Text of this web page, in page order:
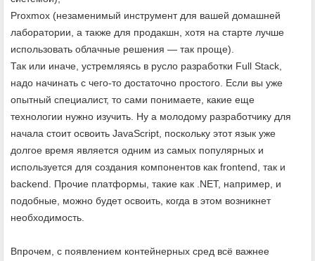
Proxmox (незаменимый инструмент для вашей домашней
лаборатории, а также для продакшн, хотя на старте лучше
использовать облачные решения — так проще).
Так или иначе, устремляясь в русло разработки Full Stack,
надо начинать с чего-то достаточно простого. Если вы уже
опытный специалист, то сами понимаете, какие еще
технологии нужно изучить. Ну а молодому разработчику для
начала стоит освоить JavaScript, поскольку этот язык уже
долгое время является одним из самых популярных и
используется для создания компонентов как frontend, так и
backend. Прочие платформы, такие как .NET, например, и
подобные, можно будет освоить, когда в этом возникнет
необходимость.
Впрочем, с появлением контейнерных сред всё важнее